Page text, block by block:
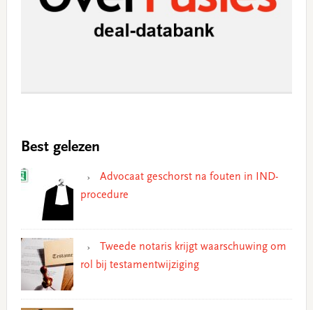
Best gelezen
Advocaat geschorst na fouten in IND-
procedure
Tweede notaris krijgt waarschuwing om
rol bij testamentwijziging